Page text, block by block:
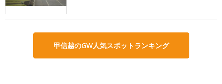
甲信越のGW人気スポットランキング